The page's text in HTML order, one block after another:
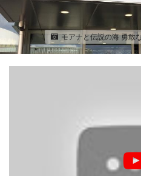
モアナと伝説の海 勇敢